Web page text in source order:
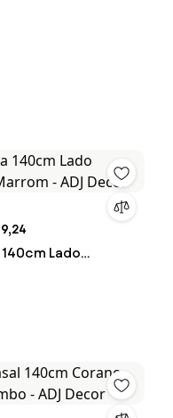
Lado
- ADJ Decor